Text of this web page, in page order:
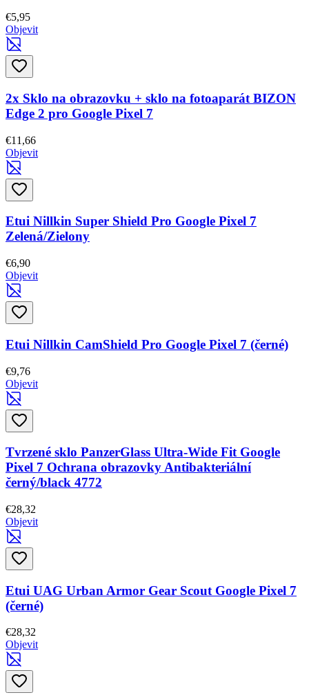
€5,95
Objevit
2x Sklo na obrazovku + sklo na fotoaparát BIZON
Edge 2 pro Google Pixel 7
€11,66
Objevit
Etui Nillkin Super Shield Pro Google Pixel 7
Zelená/Zielony
€6,90
Objevit
Etui Nillkin CamShield Pro Google Pixel 7 (černé)
€9,76
Objevit
Tvrzené sklo PanzerGlass Ultra-Wide Fit Google
Pixel 7 Ochrana obrazovky Antibakteriální
černý/black 4772
€28,32
Objevit
Etui UAG Urban Armor Gear Scout Google Pixel 7
(černé)
€28,32
Objevit